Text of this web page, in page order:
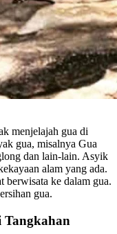
menjelajah gua di
gua, misalnya Gua
dan lain-lain. Asyik
alam yang ada.
berwisata ke dalam gua.
gua.
Tangkahan